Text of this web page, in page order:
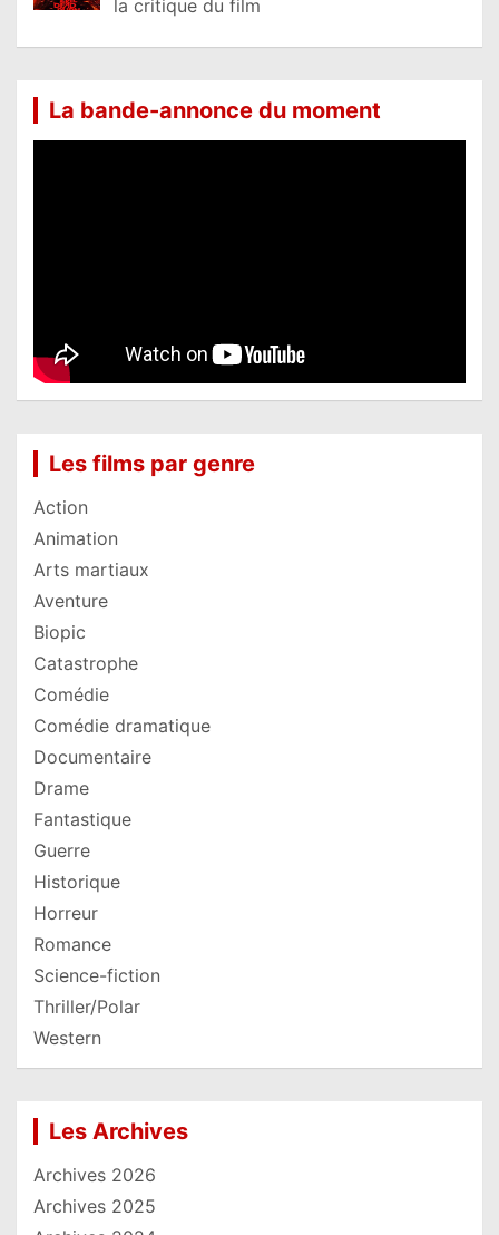
la critique du film
La bande-annonce du moment
Les films par genre
Action
Animation
Arts martiaux
Aventure
Biopic
Catastrophe
Comédie
Comédie dramatique
Documentaire
Drame
Fantastique
Guerre
Historique
Horreur
Romance
Science-fiction
Thriller/Polar
Western
Les Archives
Archives 2026
Archives 2025